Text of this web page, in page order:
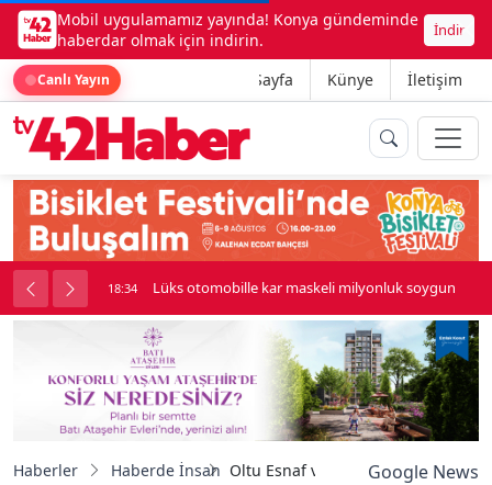
Mobil uygulamamız yayında! Konya gündeminde
haberdar olmak için indirin.
İndir
Canlı Yayın Ana Sayfa Künye İletişim
kavga çıktı 18:34 Lüks otomobille kar maskeli milyonluk soygun
Haberler Haberde İnsan Oltu Esnaf ve Sanatkârlar Odası
Google News